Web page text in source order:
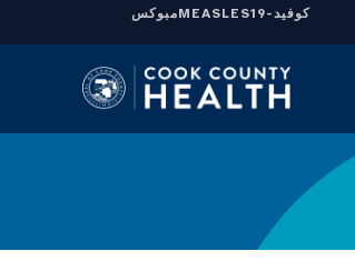
كوفيد-19 MEASLESمبوكس